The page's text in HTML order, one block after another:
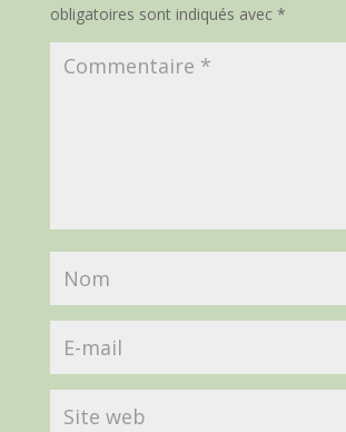
obligatoires sont indiqués avec *